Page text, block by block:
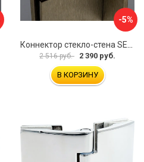
-5%
2 516 руб. 2 390 руб.
В КОРЗИНУ